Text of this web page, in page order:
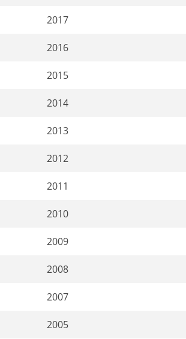
2017
2016
2015
2014
2013
2012
2011
2010
2009
2008
2007
2005